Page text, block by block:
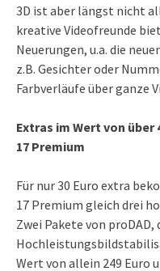
3D ist aber längst nicht
kreative Videofreunde
Neuerungen, u.a. die
z.B. Gesichter oder
Farbverläufe über ganze
Extras im Wert von über
17 Premium
Für nur 30 Euro extra
17 Premium gleich drei
Zwei Pakete von proDAD,
Wert von allein 249 Euro